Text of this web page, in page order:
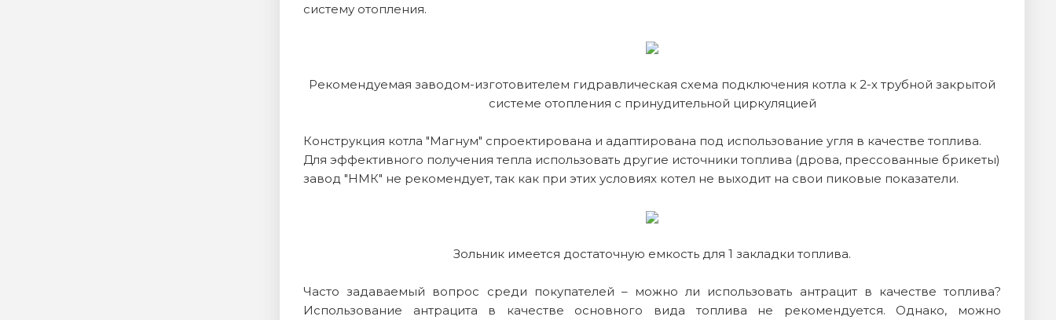
систему отопления.
Рекомендуемая заводом-изготовителем гидравлическая схема подключения котла к 2-х трубной закрытой
системе отопления с принудительной циркуляцией
Конструкция котла "Магнум" спроектирована и адаптирована под использование угля в качестве топлива.
Для эффективного получения тепла использовать другие источники топлива (дрова, прессованные брикеты)
завод "НМК" не рекомендует, так как при этих условиях котел не выходит на свои пиковые показатели.
Зольник имеется достаточную емкость для 1 закладки топлива.
Часто задаваемый вопрос среди покупателей – можно ли использовать антрацит в качестве топлива?
Использование антрацита в качестве основного вида топлива не рекомендуется. Однако, можно